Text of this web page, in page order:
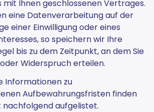
mit Ihnen geschlossenen Vertrages.
eine Datenverarbeitung auf der
einer Einwilligung oder eines
so speichern wir Ihre
bis zu dem Zeitpunkt, an dem Sie
Widerspruch erteilen.
Informationen zu
Aufbewahrungsfristen finden
nachfolgend aufgelistet.